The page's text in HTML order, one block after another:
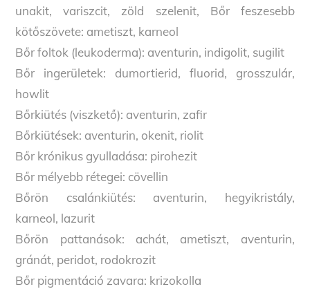
unakit, variszcit, zöld szelenit, Bőr feszesebb
kötőszövete: ametiszt, karneol
Bőr foltok (leukoderma): aventurin, indigolit, sugilit
Bőr ingerületek: dumortierid, fluorid, grosszulár,
howlit
Bőrkiütés (viszkető): aventurin, zafir
Bőrkiütések: aventurin, okenit, riolit
Bőr krónikus gyulladása: pirohezit
Bőr mélyebb rétegei: cövellin
Bőrön csalánkiütés: aventurin, hegyikristály,
karneol, lazurit
Bőrön pattanások: achát, ametiszt, aventurin,
gránát, peridot, rodokrozit
Bőr pigmentáció zavara: krizokolla